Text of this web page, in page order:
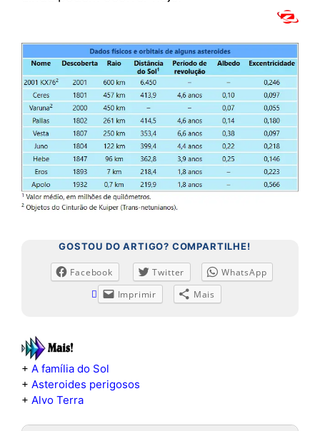
GOSTOU DO ARTIGO? COMPARTILHE!
Facebook Twitter
WhatsApp
Imprimir
Mais
+ A família do Sol
+ Asteroides perigosos
+ Alvo Terra